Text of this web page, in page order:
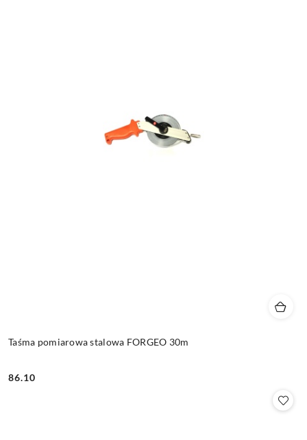
Taśma pomiarowa stalowa FORGEO 30m
Cena:
86.10